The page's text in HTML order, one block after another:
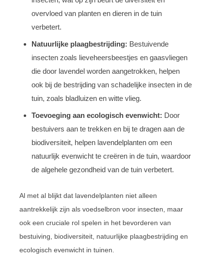
overvloed van planten en dieren in de tuin
verbetert.
Natuurlijke plaagbestrijding: Bestuivende
insecten zoals lieveheersbeestjes en gaasvliegen
die door lavendel worden aangetrokken, helpen
ook bij de bestrijding van schadelijke insecten in de
tuin, zoals bladluizen en witte vlieg.
Toevoeging aan ecologisch evenwicht: Door
bestuivers aan te trekken en bij te dragen aan de
biodiversiteit, helpen lavendelplanten om een
natuurlijk evenwicht te creëren in de tuin, waardoor
de algehele gezondheid van de tuin verbetert.
Al met al blijkt dat lavendelplanten niet alleen
aantrekkelijk zijn als voedselbron voor insecten, maar
ook een cruciale rol spelen in het bevorderen van
bestuiving, biodiversiteit, natuurlijke plaagbestrijding en
ecologisch evenwicht in tuinen.